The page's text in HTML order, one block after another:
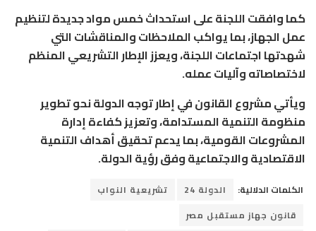
كما وافقت اللجنة على استحداث خمس مواد جديدة لتنظيم
عمل الجهاز، بما يواكب الملاحظات والمناقشات التي
شهدتها اجتماعات اللجنة، ويعزز الإطار التشريعي المنظم
لاختصاصاته وآليات عمله.
ويأتي مشروع القانون في إطار توجه الدولة نحو تطوير
منظومة التنمية المستدامة، وتعزيز كفاءة إدارة
المشروعات القومية، بما يدعم تحقيق أهداف التنمية
الاقتصادية والاجتماعية وفق رؤية الدولة.
الكلمات الدلالية: الدولة 24
تشريعية النواب
قانون جهاز مستقبل مصر